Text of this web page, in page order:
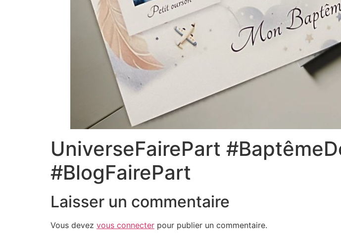
UniverseFairePart
#BlogFairePart
Laisser un commentaire
Vous devez vous connecter pour publier un commentaire.